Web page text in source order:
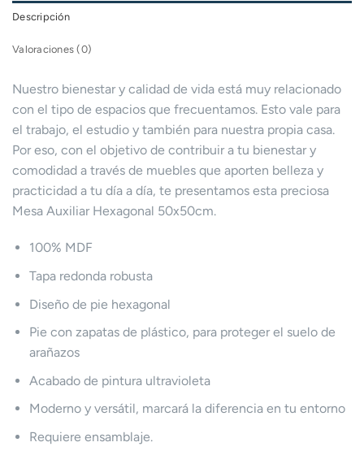
Descripción
Valoraciones (0)
Nuestro bienestar y calidad de vida está muy relacionado
con el tipo de espacios que frecuentamos. Esto vale para
el trabajo, el estudio y también para nuestra propia casa.
Por eso, con el objetivo de contribuir a tu bienestar y
comodidad a través de muebles que aporten belleza y
practicidad a tu día a día, te presentamos esta preciosa
Mesa Auxiliar Hexagonal 50x50cm.
100% MDF
Tapa redonda robusta
Diseño de pie hexagonal
Pie con zapatas de plástico, para proteger el suelo de
arañazos
Acabado de pintura ultravioleta
Moderno y versátil, marcará la diferencia en tu entorno
Requiere ensamblaje.